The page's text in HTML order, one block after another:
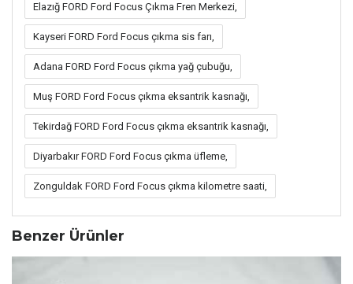
Elazığ FORD Ford Focus Çıkma Fren Merkezi,
Kayseri FORD Ford Focus çıkma sis farı,
Adana FORD Ford Focus çıkma yağ çubuğu,
Muş FORD Ford Focus çıkma eksantrik kasnağı,
Tekirdağ FORD Ford Focus çıkma eksantrik kasnağı,
Diyarbakır FORD Ford Focus çıkma üfleme,
Zonguldak FORD Ford Focus çıkma kilometre saati,
Benzer Ürünler